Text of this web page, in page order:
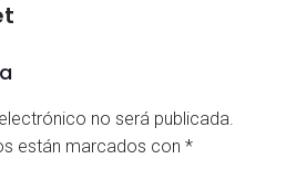
no será publicada.
están marcados con *